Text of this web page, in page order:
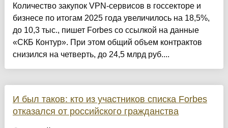
Количество закупок VPN-сервисов в госсекторе и
бизнесе по итогам 2025 года увеличилось на 18,5%,
до 10,3 тыс., пишет Forbes со ссылкой на данные
«СКБ Контур». При этом общий объем контрактов
снизился на четверть, до 24,5 млрд руб....
И был таков: кто из участников списка Forbes
отказался от российского гражданства